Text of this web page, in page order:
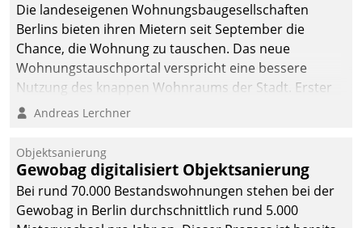
Die landeseigenen Wohnungsbaugesellschaften
Berlins bieten ihren Mietern seit September die
Chance, die Wohnung zu tauschen. Das neue
Wohnungstauschportal verspricht eine bessere
Nutzung des knappen Wohnraums der Stadt. Erster
Anwendungsfall für Datatrains Lösung API-Hub mit
Unternehmen.
Andreas Lerchner
Objektsanierung
Gewobag digitalisiert Objektsanierung
Bei rund 70.000 Bestandswohnungen stehen bei der
Gewobag in Berlin durchschnittlich rund 5.000